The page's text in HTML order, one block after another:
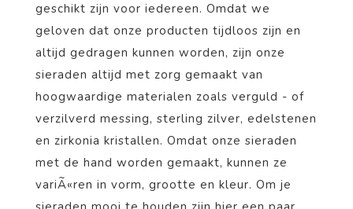
geschikt zijn voor iedereen. Omdat we
geloven dat onze producten tijdloos zijn en
altijd gedragen kunnen worden, zijn onze
sieraden altijd met zorg gemaakt van
hoogwaardige materialen zoals verguld - of
verzilverd messing, sterling zilver, edelstenen
en zirkonia kristallen. Omdat onze sieraden
met de hand worden gemaakt, kunnen ze
variÃ«ren in vorm, grootte en kleur. Om je